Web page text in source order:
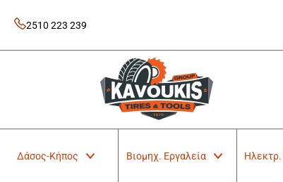
content
2510 223 239
Kavoukis Tools
Tires & Tools
Δάσος-Κήπος Βιομηχ. Εργαλεία Ηλεκτρ.